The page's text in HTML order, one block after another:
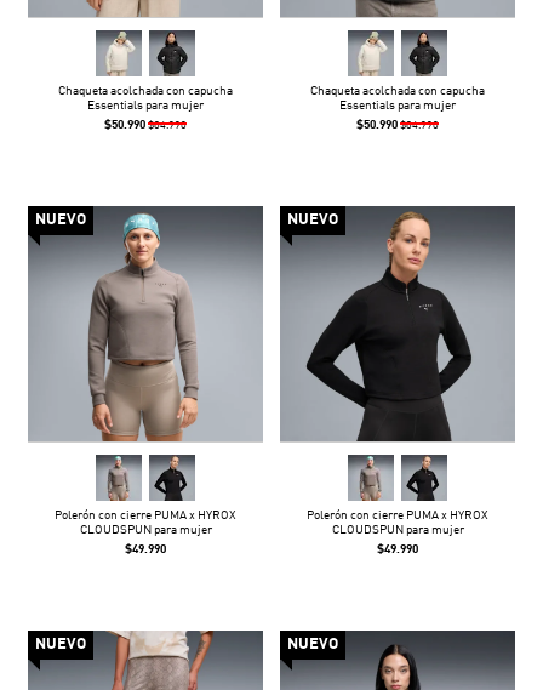
Chaqueta acolchada con capucha
Essentials para mujer
$50.990 $84.990
Chaqueta acolchada con capucha
Essentials para mujer
$50.990 $84.990
NUEVO
Polerón con cierre PUMA x HYROX
CLOUDSPUN para mujer
$49.990
NUEVO
Polerón con cierre PUMA x HYROX
CLOUDSPUN para mujer
$49.990
NUEVO NUEVO